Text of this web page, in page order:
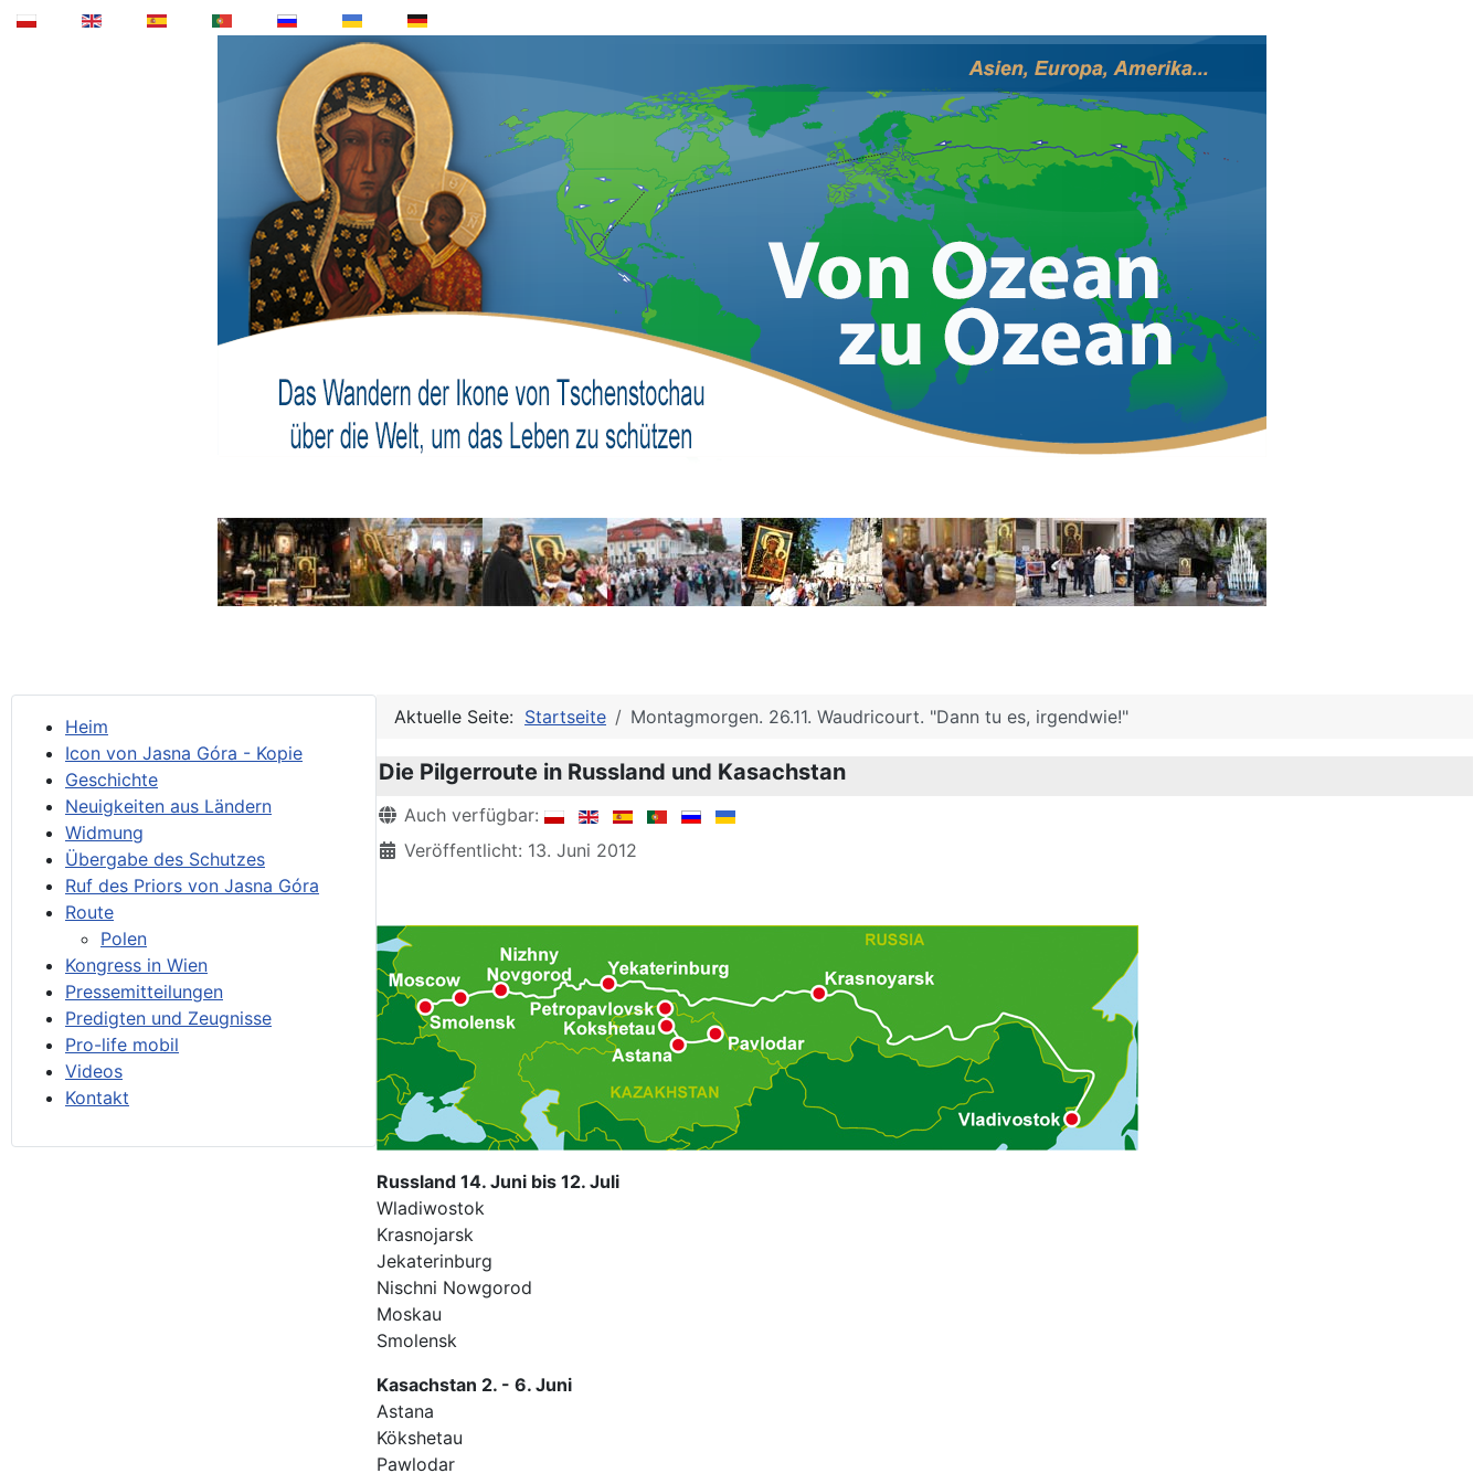
Heim
Icon von Jasna Góra - Kopie
Geschichte
Neuigkeiten aus Ländern
Widmung
Übergabe des Schutzes
Ruf des Priors von Jasna Góra
Route
Polen
Kongress in Wien
Pressemitteilungen
Predigten und Zeugnisse
Pro-life mobil
Videos
Kontakt
Aktuelle Seite: Startseite Montagmorgen. 26.11. Waudricourt. "Dann tu es, irgendwie!"
Die Pilgerroute in Russland und Kasachstan
Details
Auch verfügbar:
Veröffentlicht: 13. Juni 2012
Russland 14. Juni bis 12. Juli
Wladiwostok
Krasnojarsk
Jekaterinburg
Nischni Nowgorod
Moskau
Smolensk
Kasachstan 2. - 6. Juni
Astana
Kökshetau
Pawlodar